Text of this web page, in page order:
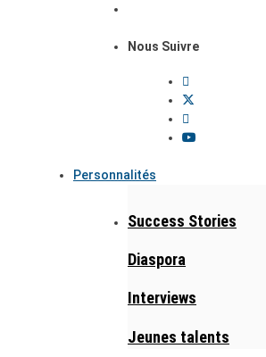
Nous Suivre
Personnalités
Success Stories
Diaspora
Interviews
Jeunes talents